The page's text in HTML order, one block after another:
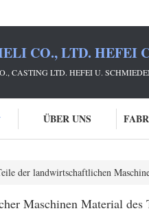
CO., LTD. HEFEI
CASTING LTD. HEFEI U.
ÜBER UNS
der landwirtschaftlichen
Maschinen Material